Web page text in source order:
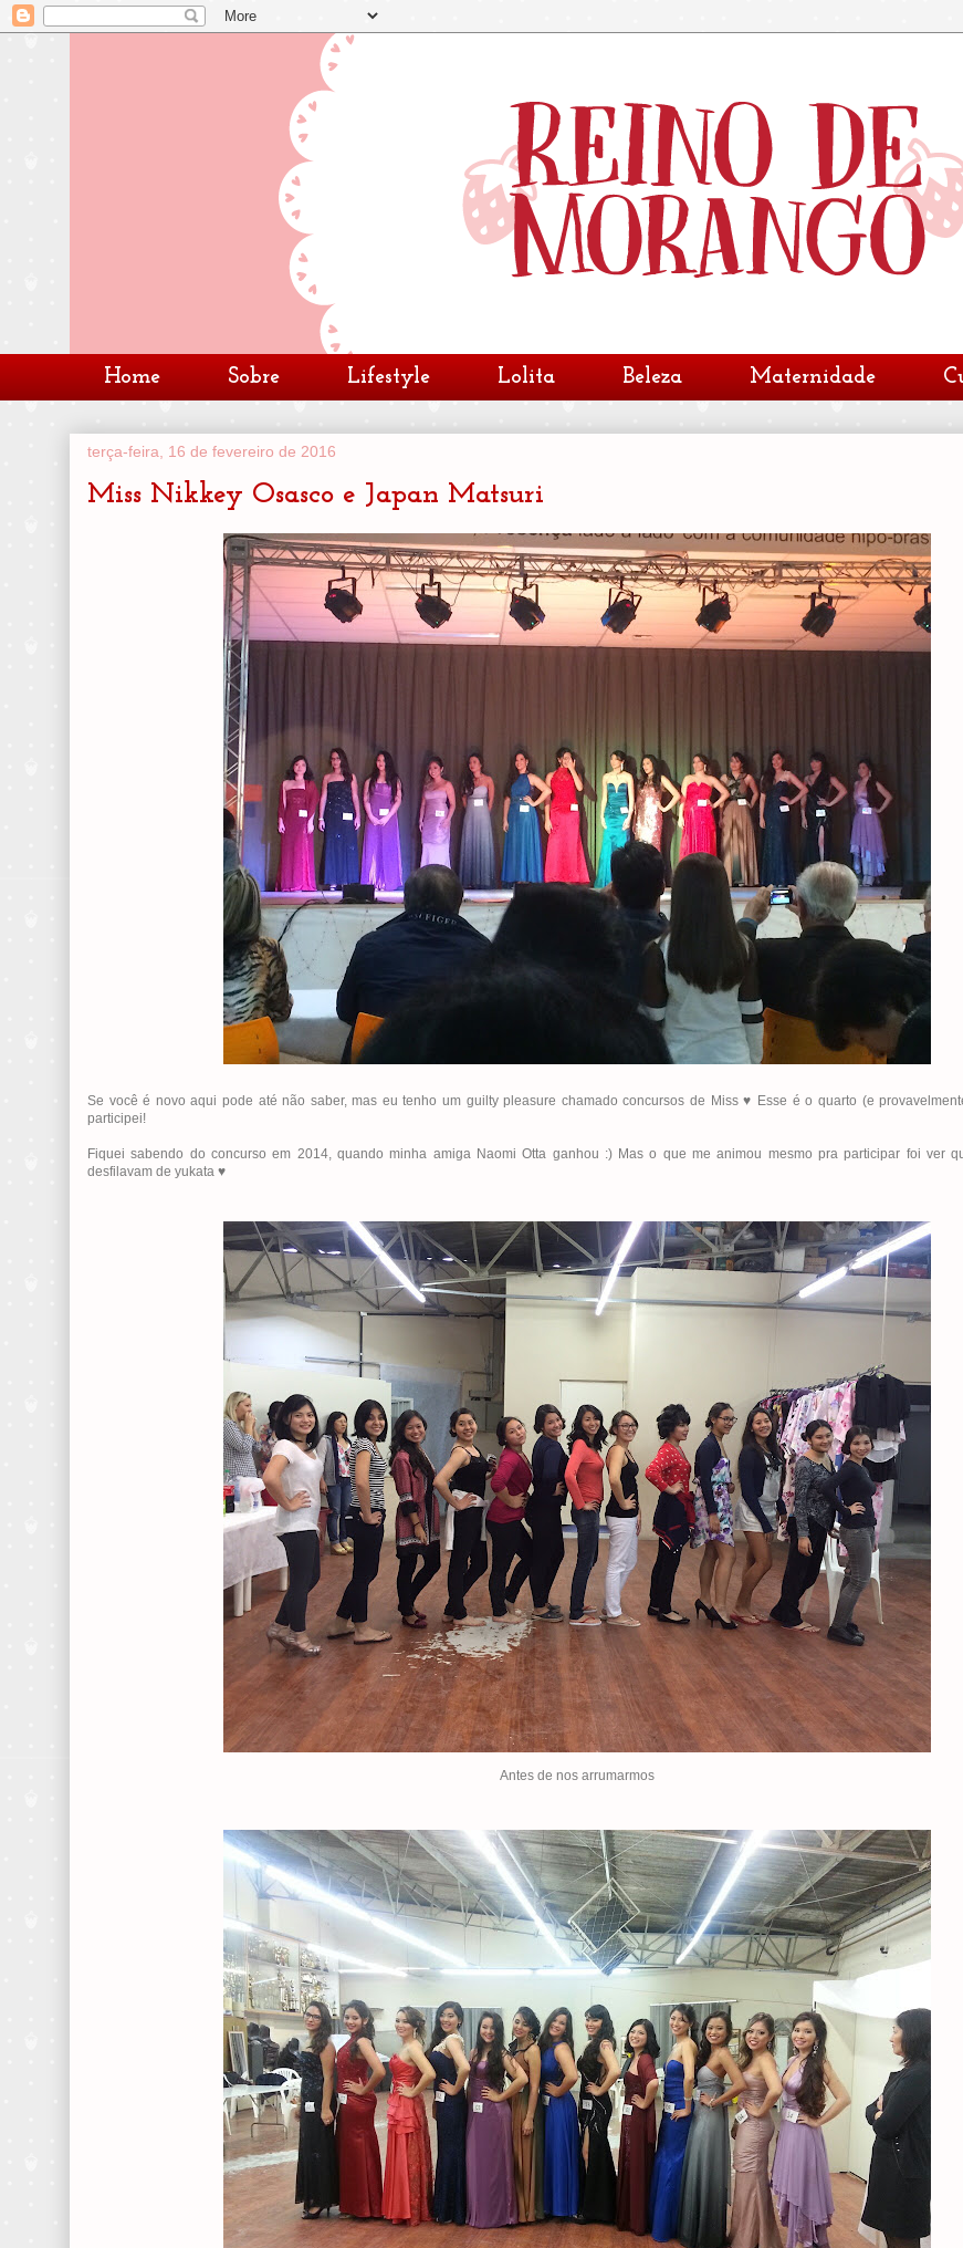
Home Sobre Lifestyle Lolita Beleza Maternidade
terça-feira, 16 de fevereiro de 2016
Miss Nikkey Osasco e Japan Matsuri
Se você é novo aqui pode até não saber, mas eu tenho um guilty pleasure chamado concursos de Miss ♥ Esse é o quarto (e
participei!
Fiquei sabendo do concurso em 2014, quando minha amiga Naomi Otta ganhou :) Mas o que me animou mesmo pra participar foi ver
desfilavam de yukata ♥
Antes de nos arrumarmos